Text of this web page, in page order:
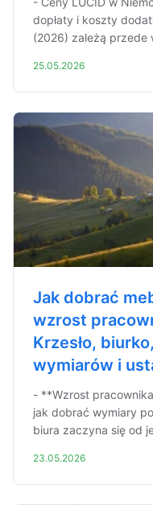
dopłaty i koszty
(2026) zależą przede
25.05.2026
Jak dobrać
wzrost
Krzesło,
wymiarów i
- **Wzrost
jak dobrać wymiary
biura zaczyna się od
23.05.2026